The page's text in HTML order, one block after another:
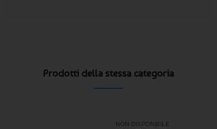
Prodotti della stessa categoria
NON DISPONIBILE